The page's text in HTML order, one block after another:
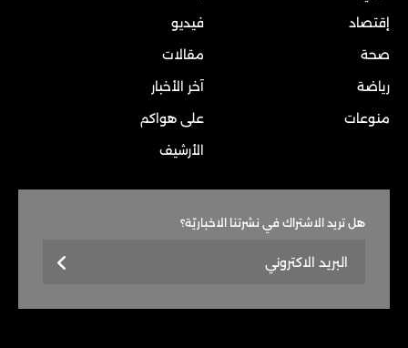
إقتصاد
صحة
رياضة
منوعات
فيديو
مقالات
آخر الأخبار
على هواكم
الأرشيف
هل تريد الاشتراك في نشرتنا الاخباريّة؟